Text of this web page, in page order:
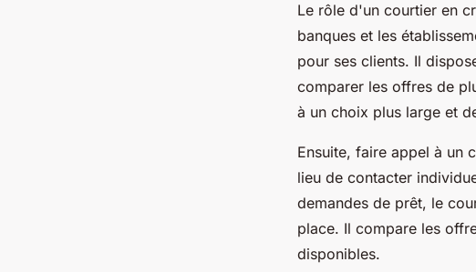
Le rôle d'un courtier en
banques et les
pour ses clients. Il
comparer les offres de
à un choix plus large et
Ensuite, faire appel à un
lieu de contacter
demandes de prêt, le
place. Il compare les
disponibles.